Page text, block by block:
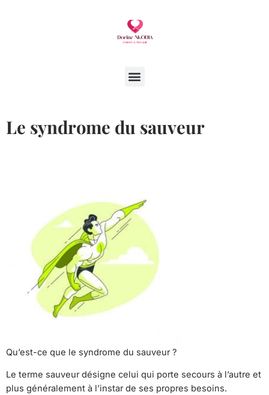
Menu
Le syndrome du sauveur
Qu’est-ce que le syndrome du sauveur ?
Le terme sauveur désigne celui qui porte secours à l’autre et
plus généralement à l’instar de ses propres besoins.